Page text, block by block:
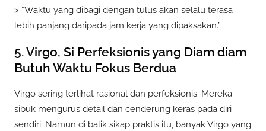
> “Waktu yang dibagi dengan tulus akan selalu terasa
lebih panjang daripada jam kerja yang dipaksakan.”
5. Virgo, Si Perfeksionis yang Diam diam
Butuh Waktu Fokus Berdua
Virgo sering terlihat rasional dan perfeksionis. Mereka
sibuk mengurus detail dan cenderung keras pada diri
sendiri. Namun di balik sikap praktis itu, banyak Virgo yang